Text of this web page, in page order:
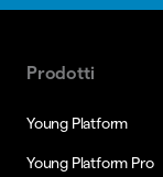
Prodotti
Young Platform
Young Platform Pro